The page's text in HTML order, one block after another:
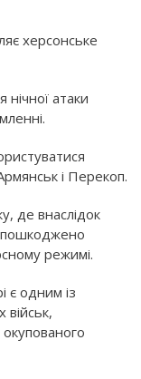
херсонське
нічної атаки
і Перекоп.
де внаслідок
пошкоджено
режимі.
є одним із
військ,